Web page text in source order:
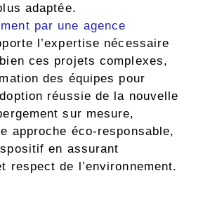
adaptée.
par une agence
l’expertise nécessaire
ces projets complexes,
des équipes pour
réussie de la nouvelle
sur mesure,
approche éco-responsable,
en assurant
respect de l’environnement.